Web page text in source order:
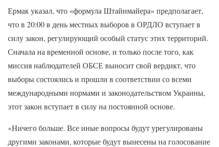
Ермак указал, что «формула Штайнмайера» предполагает,
что в 20:00 в день местных выборов в ОРДЛО вступает в
силу закон, регулирующий особый статус этих территорий.
Сначала на временной основе, и только после того, как
миссия наблюдателей ОБСЕ выносит свой вердикт, что
выборы состоялись и прошли в соответствии со всеми
международными нормами и законодательством Украины,
этот закон вступает в силу на постоянной основе.
«Ничего больше. Все иные вопросы будут урегулированы
другими законами, которые будут вынесены на голосование